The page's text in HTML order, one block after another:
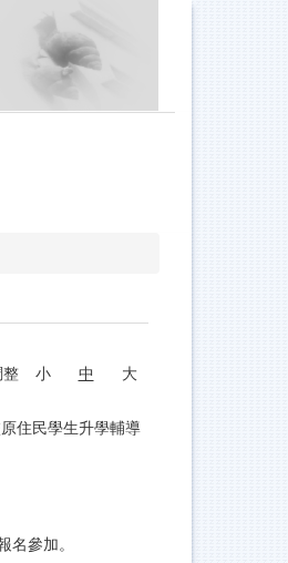
整 小 中
大
住民學生升學輔導
參加。